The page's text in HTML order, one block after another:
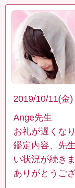
2019/10/11(金
Ange先生
お礼が遅くな
鑑定内容、先
い状況が続き
ありがとうご